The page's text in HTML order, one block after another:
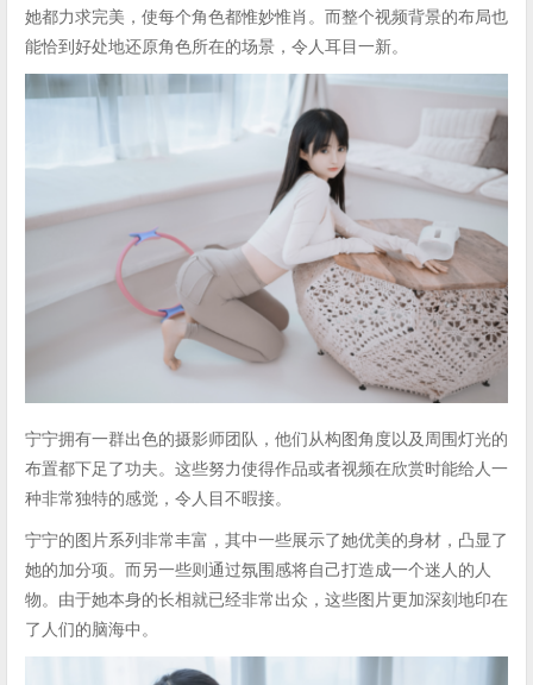
她都力求完美，使每个角色都惟妙惟肖。而整个视频背景的布局也
能恰到好处地还原角色所在的场景，令人耳目一新。
宁宁拥有一群出色的摄影师团队，他们从构图角度以及周围灯光的
布置都下足了功夫。这些努力使得作品或者视频在欣赏时能给人一
种非常独特的感觉，令人目不暇接。
宁宁的图片系列非常丰富，其中一些展示了她优美的身材，凸显了
她的加分项。而另一些则通过氛围感将自己打造成一个迷人的人
物。由于她本身的长相就已经非常出众，这些图片更加深刻地印在
了人们的脑海中。